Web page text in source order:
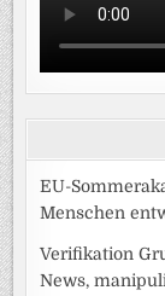
EU-
Menschen
Verifikation
News,